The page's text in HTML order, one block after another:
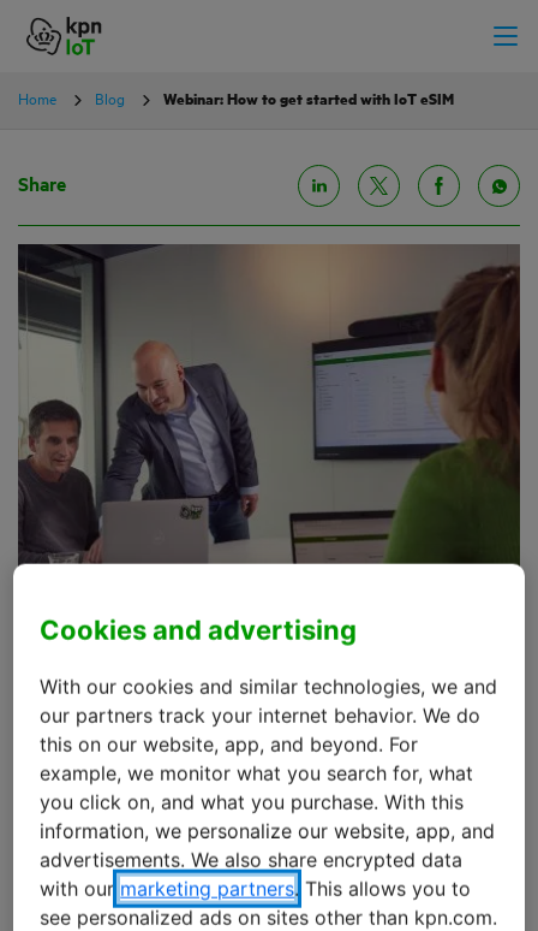
Home Blog Webinar: How to get started with IoT eSIM
Webinar: How to get started
with IoT eSIM
Are you considering the adoption of the new IoT
eSIM (SGP.32)?
Share
Cookies and advertising
With our cookies and similar technologies, we and
our partners track your internet behavior. We do
this on our website, app, and beyond. For
example, we monitor what you search for, what
you click on, and what you purchase. With this
information, we personalize our website, app, and
advertisements. We also share encrypted data
with our marketing partners. This allows you to
see personalized ads on sites other than kpn.com.